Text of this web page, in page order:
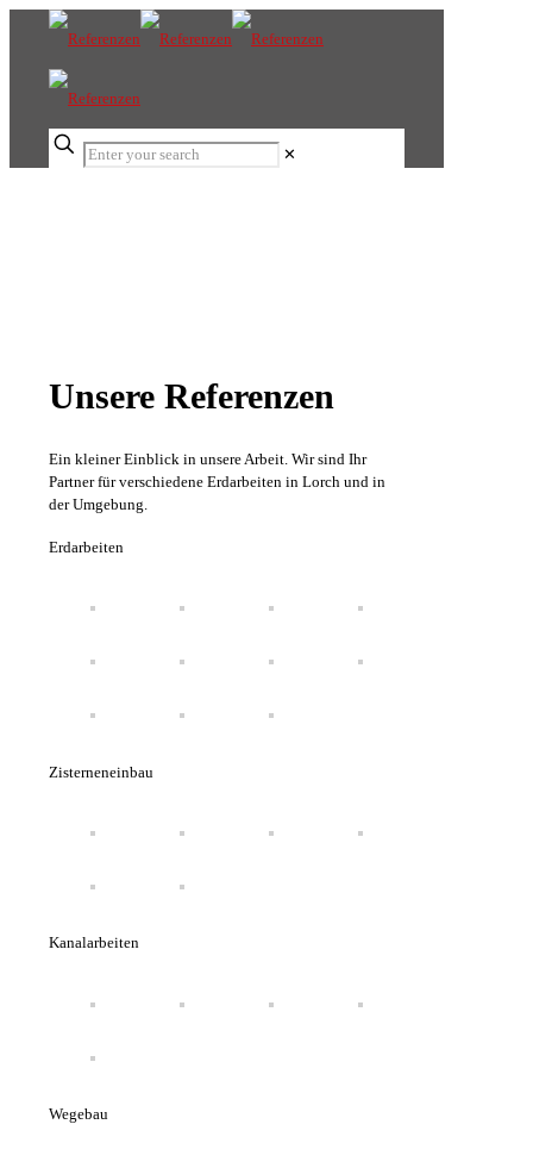
✕
Unsere Referenzen
Ein kleiner Einblick in unsere Arbeit. Wir sind Ihr
Partner für verschiedene Erdarbeiten in Lorch und in
der Umgebung.
Erdarbeiten
Zisterneneinbau
Kanalarbeiten
Wegebau